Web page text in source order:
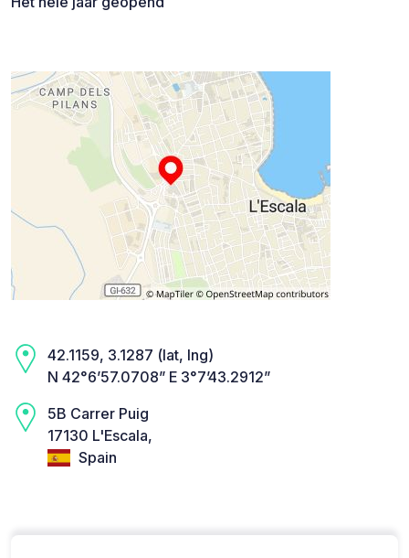
42.1159, 3.1287 (lat, lng)
N 42°6’57.0708” E 3°7’43.2912”
5B Carrer Puig
17130 L'Escala,
Spain